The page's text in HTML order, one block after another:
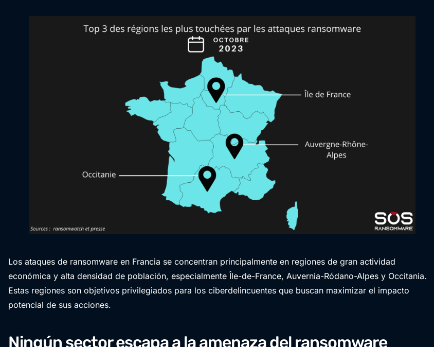
Los ataques de ransomware en Francia se concentran principalmente en regiones de gran actividad
económica y alta densidad de población, especialmente Île-de-France, Auvernia-Ródano-Alpes y Occitania.
Estas regiones son objetivos privilegiados para los ciberdelincuentes que buscan maximizar el impacto
potencial de sus acciones.
Ningún sector escapa a la amenaza del ransomware